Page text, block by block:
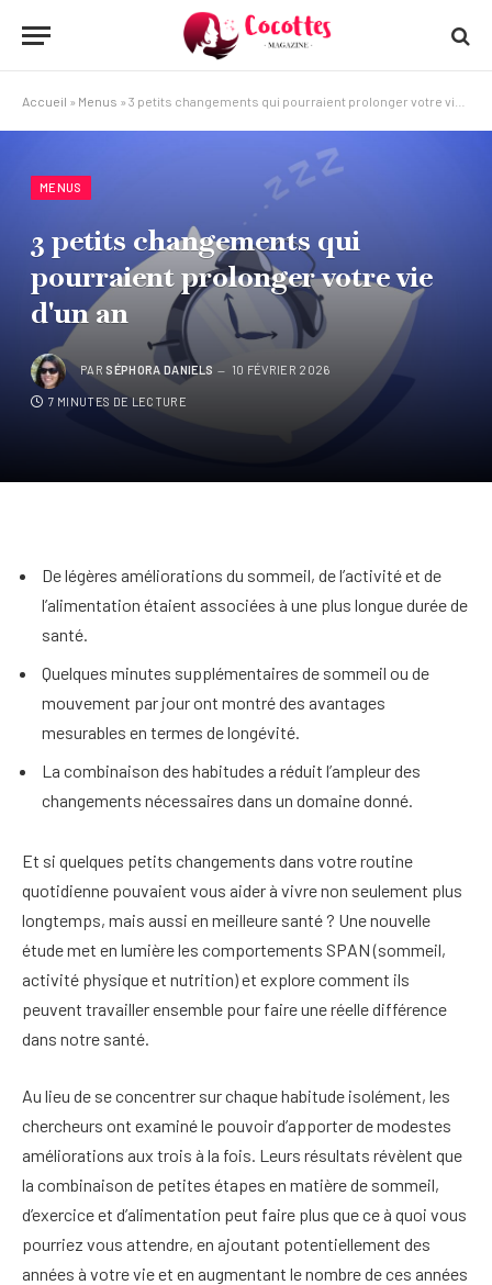
Accueil » Menus » 3 petits changements qui pourraient prolonger votre vie d'un an
MENUS
3 petits changements qui
pourraient prolonger votre vie
d'un an
PAR SÉPHORA DANIELS 10 FÉVRIER 2026
7 MINUTES DE LECTURE
De légères améliorations du sommeil, de l’activité et de
l’alimentation étaient associées à une plus longue durée de
santé.
Quelques minutes supplémentaires de sommeil ou de
mouvement par jour ont montré des avantages
mesurables en termes de longévité.
La combinaison des habitudes a réduit l’ampleur des
changements nécessaires dans un domaine donné.
Et si quelques petits changements dans votre routine
quotidienne pouvaient vous aider à vivre non seulement plus
longtemps, mais aussi en meilleure santé ? Une nouvelle
étude met en lumière les comportements SPAN (sommeil,
activité physique et nutrition) et explore comment ils
peuvent travailler ensemble pour faire une réelle différence
dans notre santé.
Au lieu de se concentrer sur chaque habitude isolément, les
chercheurs ont examiné le pouvoir d’apporter de modestes
améliorations aux trois à la fois. Leurs résultats révèlent que
la combinaison de petites étapes en matière de sommeil,
d’exercice et d’alimentation peut faire plus que ce à quoi vous
pourriez vous attendre, en ajoutant potentiellement des
années à votre vie et en augmentant le nombre de ces années